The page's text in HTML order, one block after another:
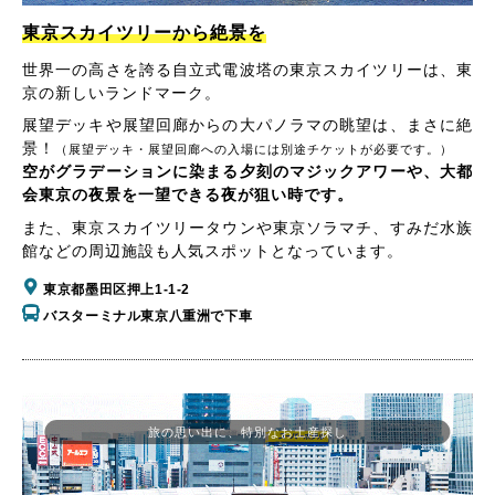
東京スカイツリーから絶景を
世界一の高さを誇る自立式電波塔の東京スカイツリーは、東
京の新しいランドマーク。
展望デッキや展望回廊からの大パノラマの眺望は、まさに絶
景！
（展望デッキ・展望回廊への入場には別途チケットが必要です。）
空がグラデーションに染まる夕刻のマジックアワーや、大都
会東京の夜景を一望できる夜が狙い時です。
また、東京スカイツリータウンや東京ソラマチ、すみだ水族
館などの周辺施設も人気スポットとなっています。
東京都墨田区押上1-1-2
バスターミナル東京八重洲で下車
旅の思い出に、特別なお土産探し